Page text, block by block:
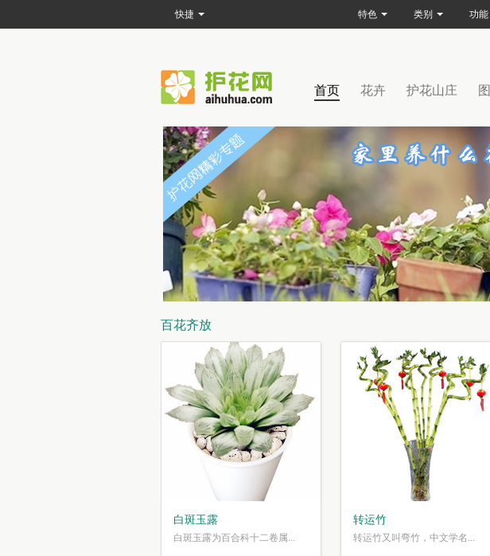
首页 花卉 护花山庄
百花齐放
白斑玉露
白斑玉露为百合科十二卷属...
转运竹
转运竹又叫弯竹，中文学名...
快捷 特色 类别 功能